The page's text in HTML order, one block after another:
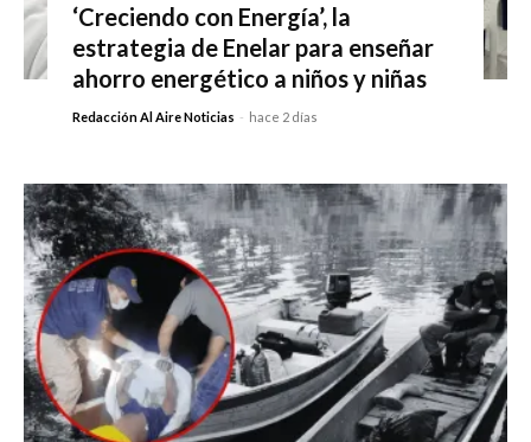
‘Creciendo con Energía’, la
estrategia de Enelar para enseñar
ahorro energético a niños y niñas
Redacción Al Aire Noticias - hace 2 días